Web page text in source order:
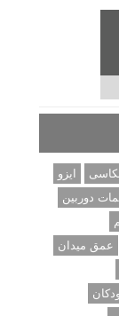
ایزو
دوربین
عمق میدان